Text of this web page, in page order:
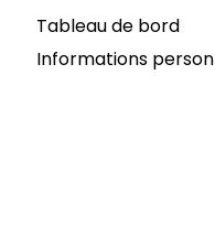
Tableau de bord
Informations